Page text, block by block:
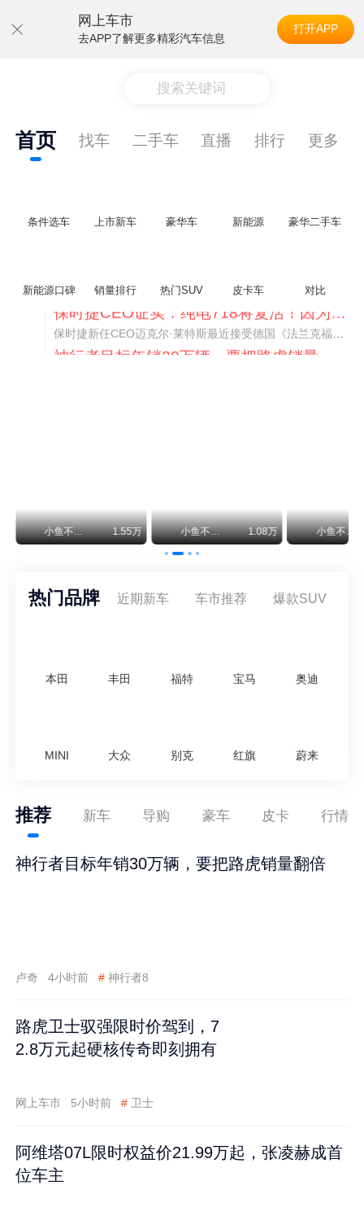
网上车市
去APP了解更多精彩汽车信息
打开APP
搜索关键词
首页 找车 二手车 直播 排行 更多
条件选车 上市新车 豪华车 新能源 豪华二手车
新能源口碑 销量排行 热门SUV 皮卡车 对比
神行者目标年销30万辆，要把路虎销量翻倍
小鱼不刹车 8962 安定洞察 7.69万 王煊煊的爱车日记
热门品牌 近期新车 车市推荐 爆款SUV
本田 丰田 福特 宝马 奥迪
MINI 大众 别克 红旗 蔚来
推荐 新车 导购 豪车 皮卡 行情
神行者目标年销30万辆，要把路虎销量翻倍
卢奇 4小时前 # 神行者8
路虎卫士驭强限时价驾到，7
2.8万元起硬核传奇即刻拥有
网上车市 5小时前 # 卫士
阿维塔07L限时权益价21.99万起，张凌赫成首
位车主